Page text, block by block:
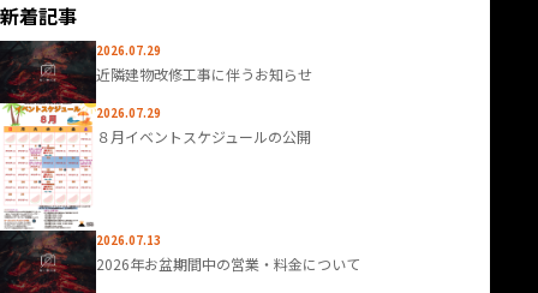
シ
ョ
ン
新着記事
2026.07.29
近隣建物改修工事に伴うお知らせ
2026.07.29
８月イベントスケジュールの公開
2026.07.13
2026年お盆期間中の営業・料金について